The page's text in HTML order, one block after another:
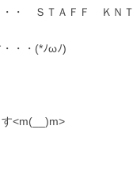
・ ＳＴＡＦＦ ＫＮＴ
・・(*ﾉωﾉ)
<m(__)m>